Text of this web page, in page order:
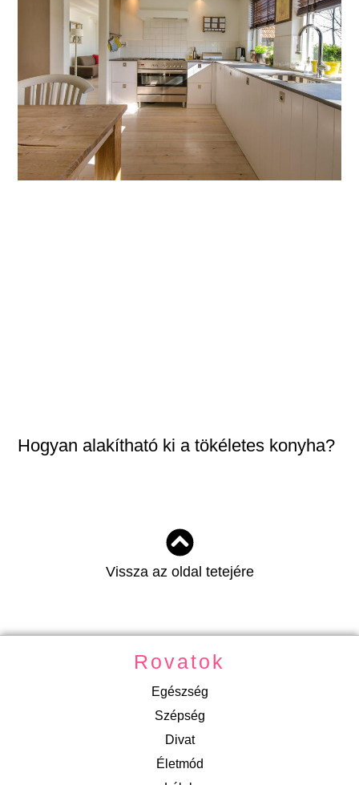
Hogyan alakítható ki a tökéletes konyha?
Vissza az oldal tetejére
Rovatok
Egészség
Szépség
Divat
Életmód